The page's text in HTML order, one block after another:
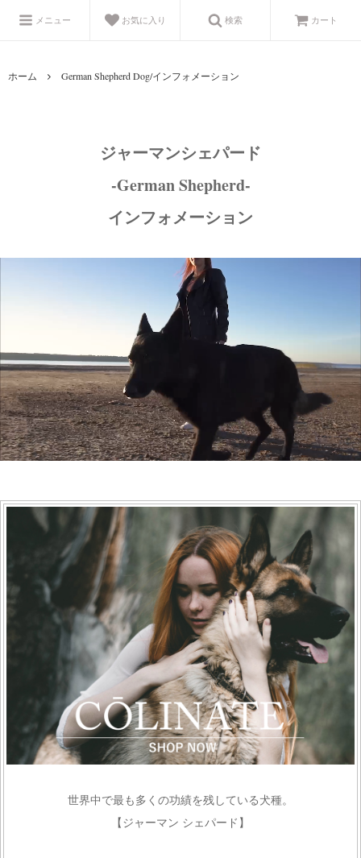
メニュー お気に入り 検索 カート
ホーム German Shepherd Dog/インフォメーション
ジャーマンシェパード
-German Shepherd-
インフォメーション
世界中で最も多くの功績を残している犬種。
【ジャーマン シェパード】